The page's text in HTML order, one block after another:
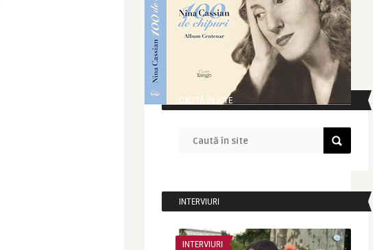
CAUTĂ ÎN SITE
INTERVIURI
INTERVIURI